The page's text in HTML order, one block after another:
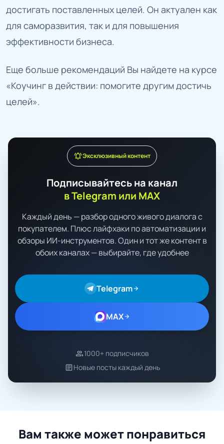
достигать поставленных целей. Он актуален как
для саморазвития, так и для повышения
эффективности бизнеса.
Еще больше рекомендаций Вы найдете на курсе
«Коучинг в действии: помогите другим достичь
целей».
notifications_activeЭксклюзивный контент
Подписывайтесь на канал
в Telegram или MAX
Каждый день — разбор одного живого диалога с
покупателем. Плюс лайфхаки по автоматизации и
обзоры ИИ-инструментов. Один и тот же контент в
обоих каналах — выбирайте, где удобнее
Telegramarrow_forward
MAXarrow_forward
group1000+ подписчиков
articleНовые посты каждый день
Вам также может понравиться